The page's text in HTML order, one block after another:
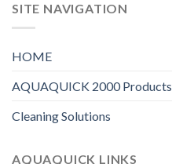
SITE NAVIGATION
HOME
AQUAQUICK 2000 Products
Cleaning Solutions
AQUAQUICK LINKS